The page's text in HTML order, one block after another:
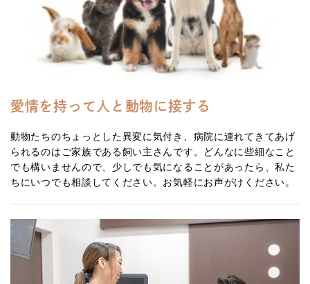
愛情を持って人と動物に接する
動物たちのちょっとした異変に気付き、病院に連れてきてあげ
られるのはご家族である飼い主さんです。どんなに些細なこと
でも構いませんので、少しでも気になることがあったら、私た
ちにいつでも相談してください。お気軽にお声がけください。